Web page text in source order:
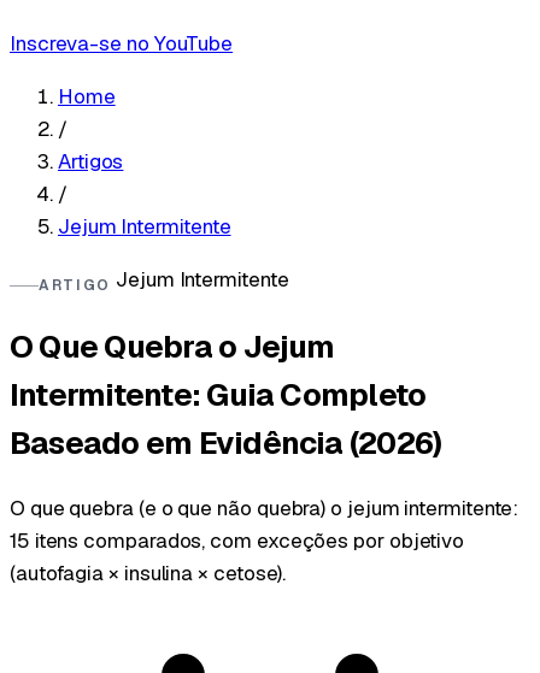
Inscreva-se no YouTube
Home
/
Artigos
/
Jejum Intermitente
ARTIGO Jejum Intermitente
O Que Quebra o Jejum
Intermitente: Guia Completo
Baseado em Evidência (2026)
O que quebra (e o que não quebra) o jejum intermitente:
15 itens comparados, com exceções por objetivo
(autofagia × insulina × cetose).